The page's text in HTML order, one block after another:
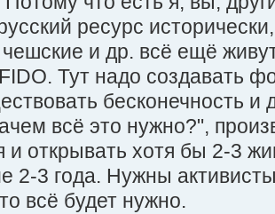
ресурс
и др. всё ещё
Тут надо создавать
бесконечность и
всё это нужно?",
и открывать хотя бы 2-3
2-3 года. Нужны
всё будет нужно.